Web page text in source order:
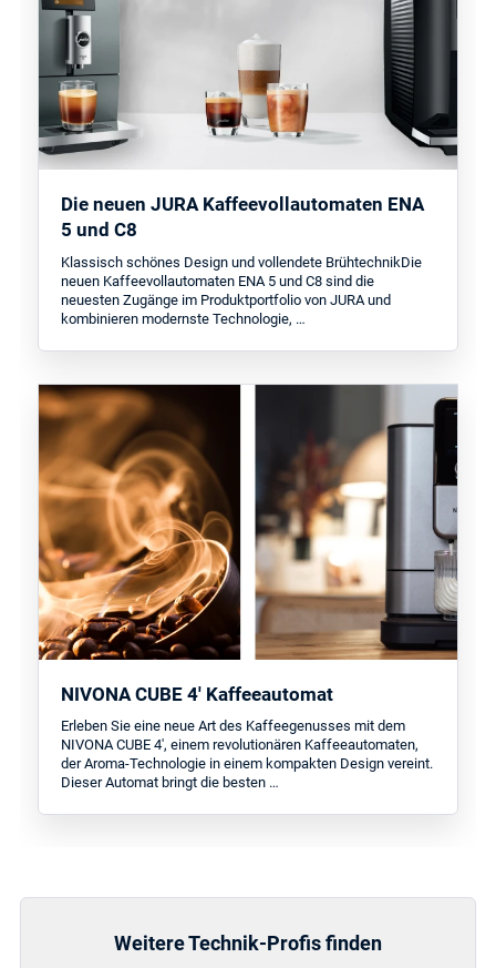
Die neuen JURA Kaffeevollautomaten ENA
5 und C8
Klassisch schönes Design und vollendete BrühtechnikDie
neuen Kaffeevollautomaten ENA 5 und C8 sind die
neuesten Zugänge im Produktportfolio von JURA und
kombinieren modernste Technologie, …
NIVONA CUBE 4' Kaffeeautomat
Erleben Sie eine neue Art des Kaffeegenusses mit dem
NIVONA CUBE 4', einem revolutionären Kaffeeautomaten,
der Aroma-Technologie in einem kompakten Design vereint.
Dieser Automat bringt die besten …
Weitere Technik-Profis finden